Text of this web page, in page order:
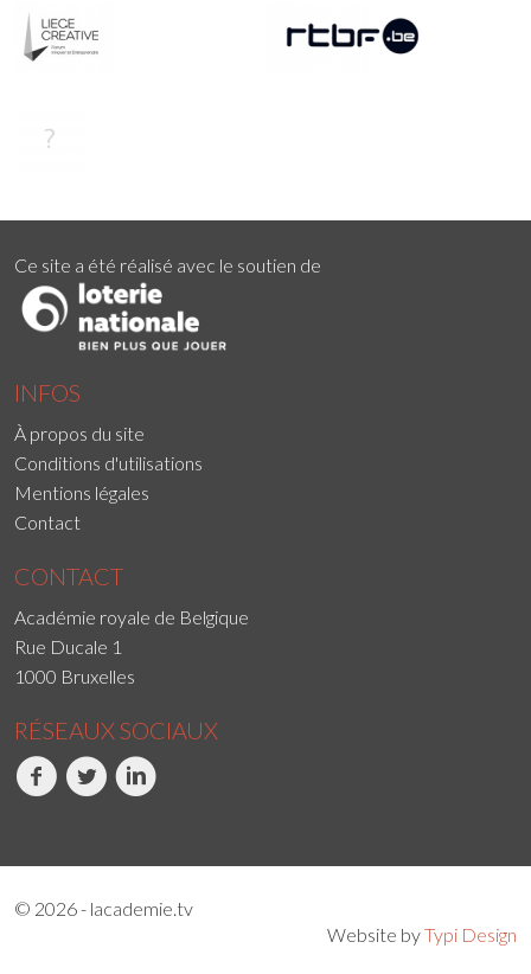
Ce site a été réalisé avec le soutien de
INFOS
À propos du site
Conditions d'utilisations
Mentions légales
Contact
CONTACT
Académie royale de Belgique
Rue Ducale 1
1000 Bruxelles
RÉSEAUX SOCIAUX
© 2026 - lacademie.tv
Website byTypi Design